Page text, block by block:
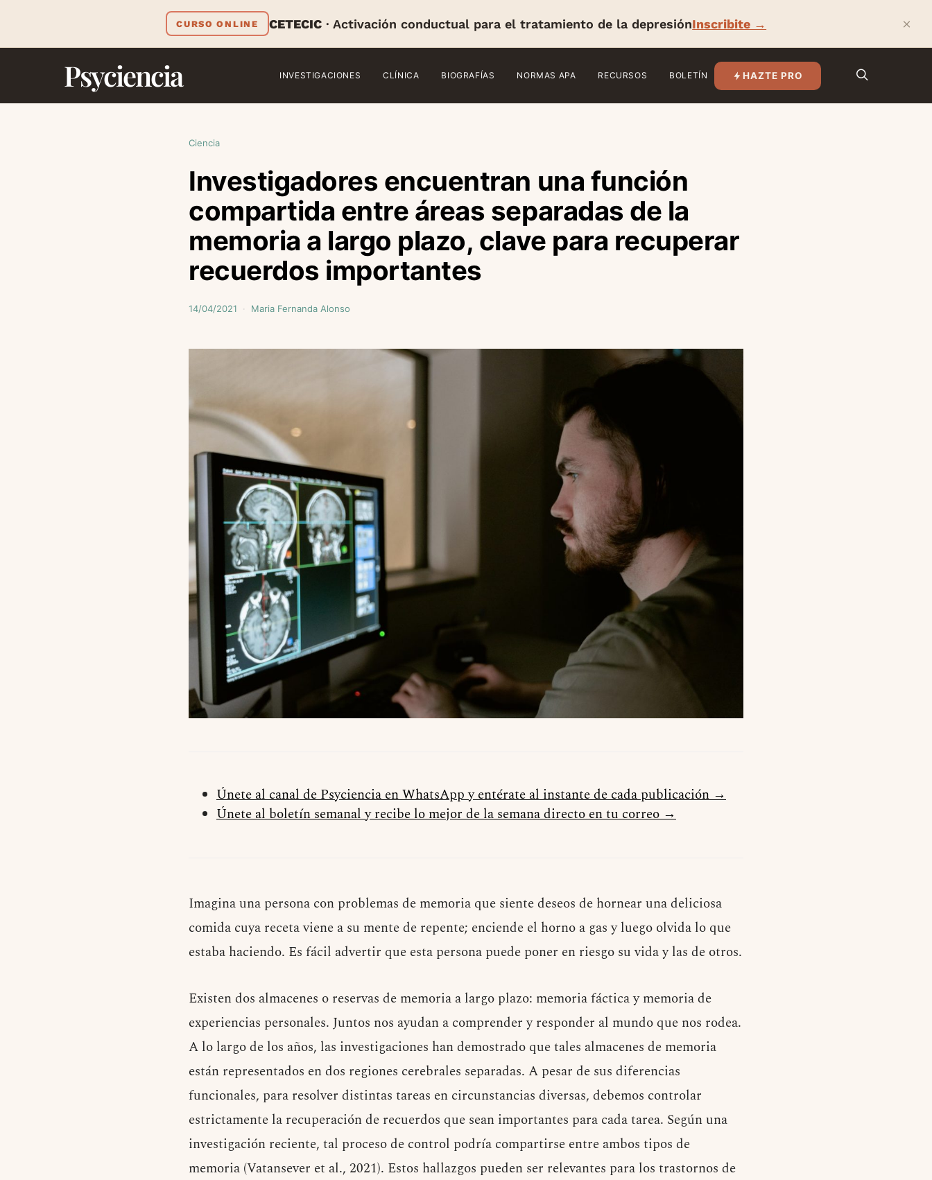
CURSO ONLINE CETECIC · Activación conductual para el tratamiento de la depresiónInscribite → ×
Psyciencia INVESTIGACIONES CLÍNICA BIOGRAFÍAS NORMAS APA RECURSOS BOLETÍN HAZTE PRO
Ciencia
Investigadores encuentran una función
compartida entre áreas separadas de la
memoria a largo plazo, clave para recuperar
recuerdos importantes
14/04/2021 Maria Fernanda Alonso
Únete al canal de Psyciencia en WhatsApp y entérate al instante de cada publicación →
Únete al boletín semanal y recibe lo mejor de la semana directo en tu correo →
Imagina una persona con problemas de memoria que siente deseos de hornear una deliciosa
comida cuya receta viene a su mente de repente; enciende el horno a gas y luego olvida lo que
estaba haciendo. Es fácil advertir que esta persona puede poner en riesgo su vida y las de otros.
Existen dos almacenes o reservas de memoria a largo plazo: memoria fáctica y memoria de
experiencias personales. Juntos nos ayudan a comprender y responder al mundo que nos rodea.
A lo largo de los años, las investigaciones han demostrado que tales almacenes de memoria
están representados en dos regiones cerebrales separadas. A pesar de sus diferencias
funcionales, para resolver distintas tareas en circunstancias diversas, debemos controlar
estrictamente la recuperación de recuerdos que sean importantes para cada tarea. Según una
investigación reciente, tal proceso de control podría compartirse entre ambos tipos de
memoria (Vatansever et al., 2021). Estos hallazgos pueden ser relevantes para los trastornos de